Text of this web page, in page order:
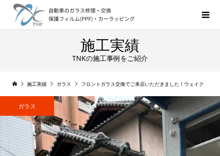
施工実績
TNKの施工事例をご紹介
施工実績 ガラス フロントガラス交換でご来店いただきました！ウェイク
ガラス